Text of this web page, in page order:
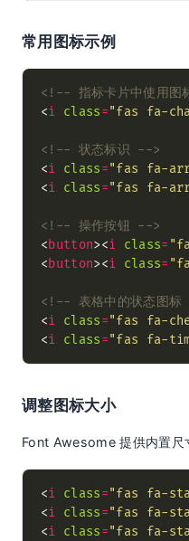
常用图标示例
<!-- 指标卡片中使用
<i class="fas fa-
<!-- 状态标识 -->
<i class="fas fa-
<i class="fas fa-
<!-- 操作按钮 -->
<button><i class=
<button><i class=
<!-- 表格中的状态图
<i class="fas fa-
<i class="fas fa-
调整图标大小
Font Awesome 提供内置尺
<i class="fas fa-
<i class="fas fa-
<i class="fas fa-